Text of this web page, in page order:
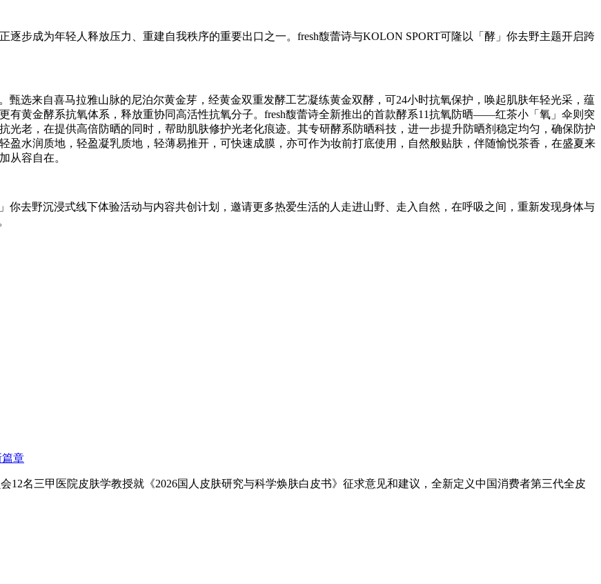
步成为年轻人释放压力、重建自我秩序的重要出口之一。fresh馥蕾诗与KOLON SPORT可隆以「酵」你去野主题开启跨
甄选来自喜马拉雅山脉的尼泊尔黄金芽，经黄金双重发酵工艺凝练黄金双酵，可24小时抗氧保护，唤起肌肤年轻光采，蕴
有黄金酵系抗氧体系，释放重协同高活性抗氧分子。fresh馥蕾诗全新推出的首款酵系11抗氧防晒——红茶小「氧」伞则突
光老，在提供高倍防晒的同时，帮助肌肤修护光老化痕迹。其专研酵系防晒科技，进一步提升防晒剂稳定均匀，确保防护
盈水润质地，轻盈凝乳质地，轻薄易推开，可快速成膜，亦可作为妆前打底使用，自然般贴肤，伴随愉悦茶香，在盛夏来
从容自在。
你去野沉浸式线下体验活动与内容共创计划，邀请更多热爱生活的人走进山野、走入自然，在呼吸之间，重新发现身体与
章
12名三甲医院皮肤学教授就《2026国人皮肤研究与科学焕肤白皮书》征求意见和建议，全新定义中国消费者第三代全皮